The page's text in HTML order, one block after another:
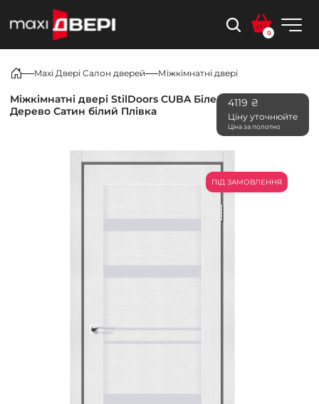
0
Maxi Двері Салон дверей Міжкімнатні двері
Міжкімнатні двері StilDoors CUBA Біле
Дерево Сатин білий Плівка
4119 ₴
Ціну уточнюйте
Ціна за полотно
ПІД ЗАМОВЛЕННЯ